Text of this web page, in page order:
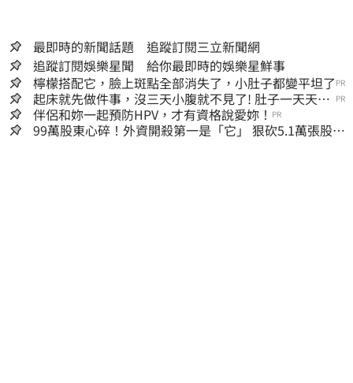
最即時的新聞話題 追蹤訂閱三立新聞網
追蹤訂閱娛樂星聞 給你最即時的娛樂星鮮事
檸檬搭配它，臉上斑點全部消失了，小肚子都變平坦了 PR
起床就先做件事，沒三天小腹就不見了! 肚子一天天變
小！
PR
伴侶和妳一起預防HPV，才有資格說愛妳！ PR
99萬股東心碎！外資開殺第一是「它」 狠砍5.1萬張股價